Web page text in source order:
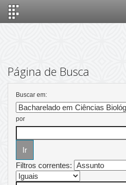
Página de Busca
Buscar em:
por
Filtros correntes: